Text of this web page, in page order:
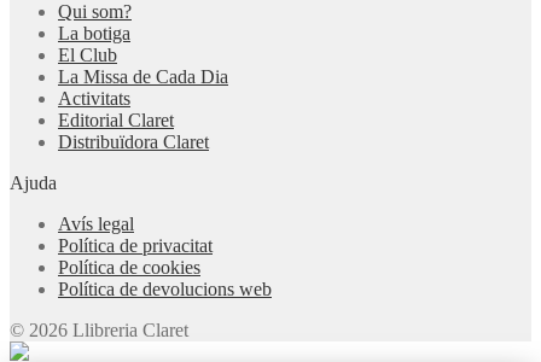
Qui som?
La botiga
El Club
La Missa de Cada Dia
Activitats
Editorial Claret
Distribuïdora Claret
Ajuda
Avís legal
Política de privacitat
Política de cookies
Política de devolucions web
© 2026 Llibreria Claret